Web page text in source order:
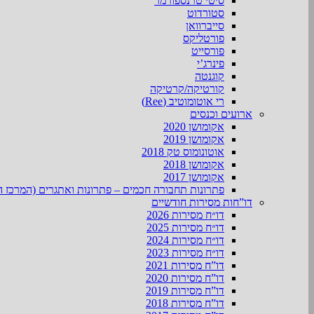
סטורדוט
סייברוואן
פורטליקס
פורסייט
פינרג’י
קוגנטה
קורטיקה/קרטיקה
רי אוטומוטיב (Ree)
ארועים וכנסים
אקומושן 2020
אקומושן 2019
אוטונומוס טק 2018
אקומושן 2018
אקומושן 2017
פתרונות תחבורה חכמים – פתרונות ואתגרים (המרכז
דו”חות מסירות חודשיים
דו״ח מסירות 2026
דו״ח מסירות 2025
דו״ח מסירות 2024
דו״ח מסירות 2023
דו”ח מסירות 2021
דו”ח מסירות 2020
דו”ח מסירות 2019
דו”ח מסירות 2018